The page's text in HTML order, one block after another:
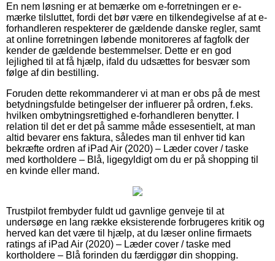
En nem løsning er at bemærke om e-forretningen er e-
mærke tilsluttet, fordi det bør være en tilkendegivelse af at e-
forhandleren respekterer de gældende danske regler, samt
at online forretningen løbende monitoreres af fagfolk der
kender de gældende bestemmelser. Dette er en god
lejlighed til at få hjælp, ifald du udsættes for besvær som
følge af din bestilling.
Foruden dette rekommanderer vi at man er obs på de mest
betydningsfulde betingelser der influerer på ordren, f.eks.
hvilken ombytningsrettighed e-forhandleren benytter. I
relation til det er det på samme måde essesentielt, at man
altid bevarer ens faktura, således man til enhver tid kan
bekræfte ordren af iPad Air (2020) – Læder cover / taske
med kortholdere – Blå, ligegyldigt om du er på shopping til
en kvinde eller mand.
Trustpilot frembyder fuldt ud gavnlige genveje til at
undersøge en lang række eksisterende forbrugeres kritik og
herved kan det være til hjælp, at du læser online firmaets
ratings af iPad Air (2020) – Læder cover / taske med
kortholdere – Blå forinden du færdiggør din shopping.